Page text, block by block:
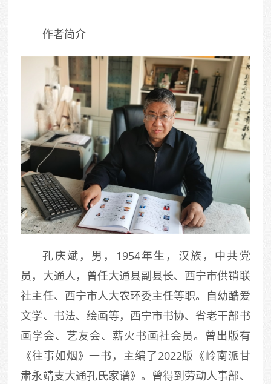
作者简介
孔庆斌，男，1954年生，汉族，中共党
员，大通人，曾任大通县副县长、西宁市供销联
社主任、西宁市人大农环委主任等职。自幼酷爱
文学、书法、绘画等，西宁市书协、省老干部书
画学会、艺友会、薪火书画社会员。曾出版有
《往事如烟》一书，主编了2022版《岭南派甘
肃永靖支大通孔氏家谱》。曾得到劳动人事部、